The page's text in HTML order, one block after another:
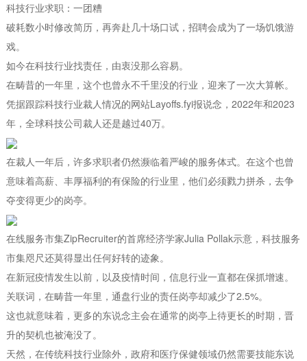
科技行业求职：一团糟
破耗数小时修改简历，再奔赴几十场口试，招聘会成为了一场饥饿游
戏。
如今在科技行业找责任，由衷没那么容易。
在畴昔的一年里，这个也曾永不千里没的行业，迎来了一次大算帐。
凭据跟踪科技行业裁人情况的网站Layoffs.fyi报说念，2022年和2023
年，全球科技公司裁人还是越过40万。
在裁人一年后，许多求职者仍然濒临着严峻的服务体式。在这个也曾
意味着高薪、丰厚福利的有保险的行业里，他们必须戮力拼杀，去争
夺变得更少的岗亭。
在线服务市集ZipRecruiter的首席经济学家Julia Pollak示意，科技服务
市集咫尺还莫得显出任何好转的迹象。
在新冠疫情发生以前，以及疫情时间，信息行业一直都在保抓增速。
关联词，在畴昔一年里，通盘行业的责任岗亭却减少了2.5%。
这也就意味着，更多的东说念主会在通常的岗亭上待更长的时期，晋
升的契机也被淹没了。
天然，在传统科技行业除外，政府和医疗保健领域仍然需要技能东说